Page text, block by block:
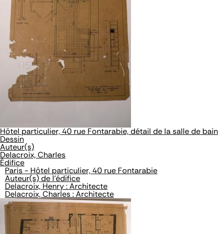
Hôtel particulier, 40 rue Fontarabie, détail de la salle de bain
Dessin
Auteur(s)
Delacroix, Charles
Édifice
Paris - Hôtel particulier, 40 rue Fontarabie
Auteur(s) de l'édifice
Delacroix, Henry : Architecte
Delacroix, Charles : Architecte